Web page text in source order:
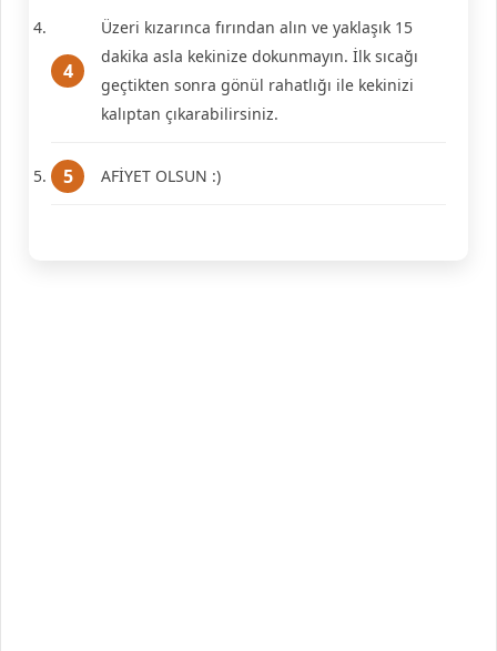
Üzeri kızarınca fırından alın ve yaklaşık 15
dakika asla kekinize dokunmayın. İlk sıcağı
geçtikten sonra gönül rahatlığı ile kekinizi
kalıptan çıkarabilirsiniz.
AFİYET OLSUN :)